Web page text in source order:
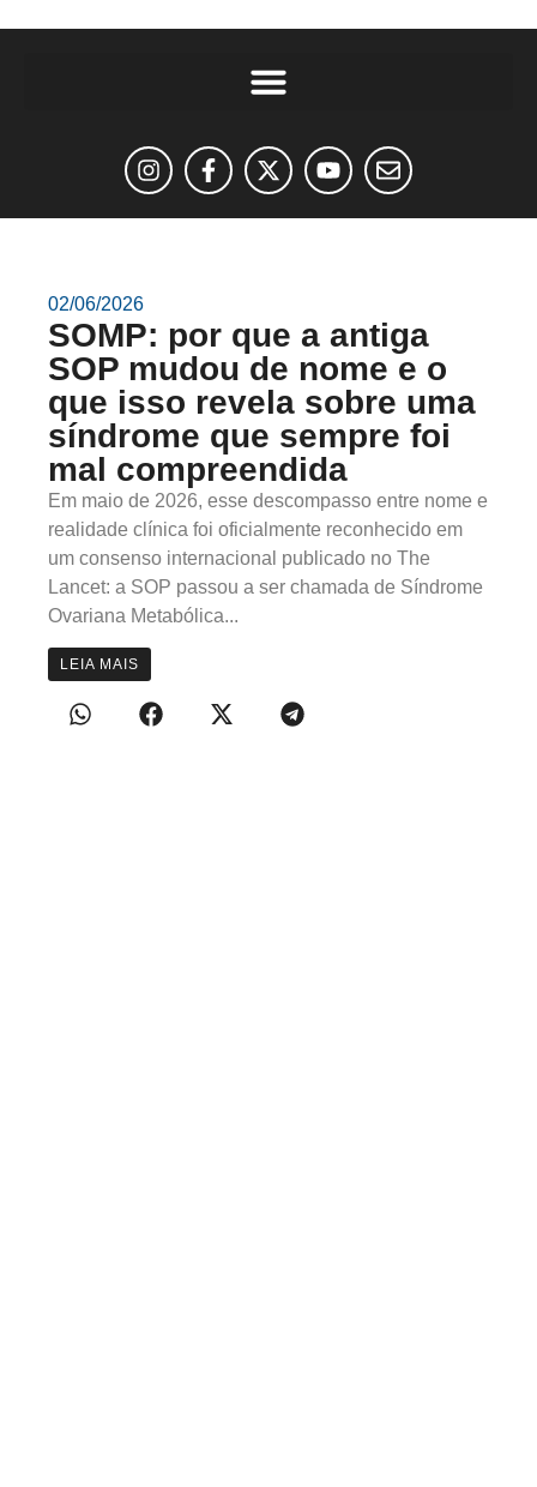
02/06/2026
SOMP: por que a antiga
SOP mudou de nome e o
que isso revela sobre uma
síndrome que sempre foi
mal compreendida
Em maio de 2026, esse descompasso entre nome e
realidade clínica foi oficialmente reconhecido em
um consenso internacional publicado no The
Lancet: a SOP passou a ser chamada de Síndrome
Ovariana Metabólica...
LEIA MAIS